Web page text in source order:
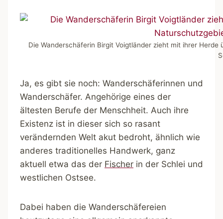
Die Wanderschäferin Birgit Voigtländer zieht mit ihrer
Ja, es gibt sie noch: Wanderschäferinnen und
Wanderschäfer. Angehörige eines der
ältesten Berufe der Menschheit. Auch ihre
Existenz ist in dieser sich so rasant
verändernden Welt akut bedroht, ähnlich wie
anderes traditionelles Handwerk, ganz
aktuell etwa das der Fischer in der Schlei und
westlichen Ostsee.
Dabei haben die Wanderschäfereien